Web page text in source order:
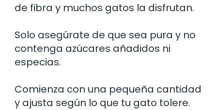
de fibra y muchos gatos la disfrutan.
Solo asegúrate de que sea pura y no
contenga azúcares añadidos ni
especias.
Comienza con una pequeña cantidad
y ajusta según lo que tu gato tolere.